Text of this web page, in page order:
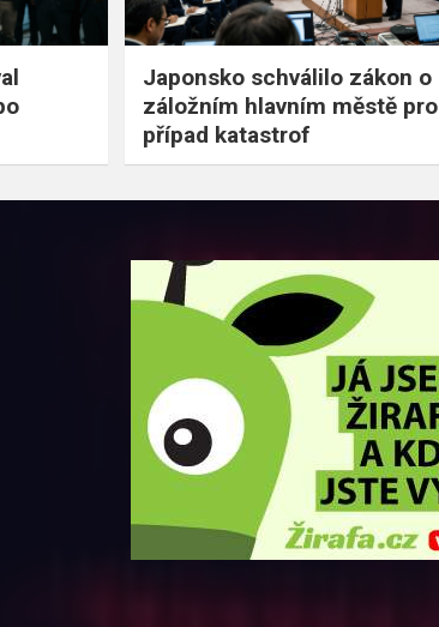
Japonsko schválilo zákon o
záložním hlavním městě pro
případ katastrof